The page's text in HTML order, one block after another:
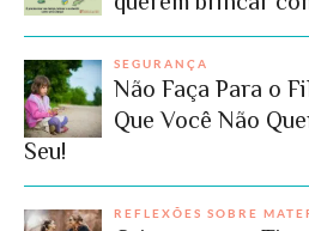
SEGURANÇA
Não Faça Para o
Que Você Não
Seu!
REFLEXÕES SOBRE